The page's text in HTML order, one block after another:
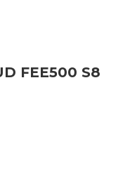
FEE500 S8